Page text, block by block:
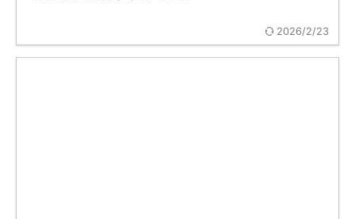
2026/2/23